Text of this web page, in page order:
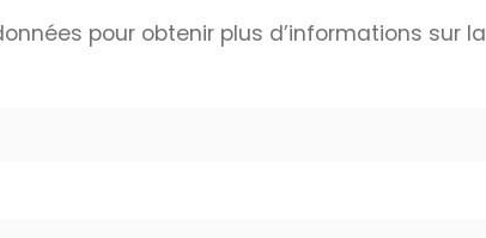
pour obtenir plus d’informations sur la